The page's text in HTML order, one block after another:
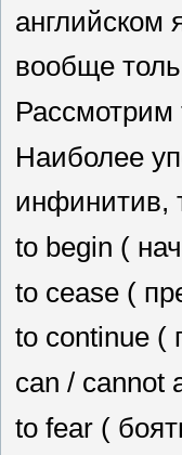
английском
вообще
Рассмотрим
Наиболее
инфинитив,
to begin (
to cease (
to continue (
can / cannot
to fear (